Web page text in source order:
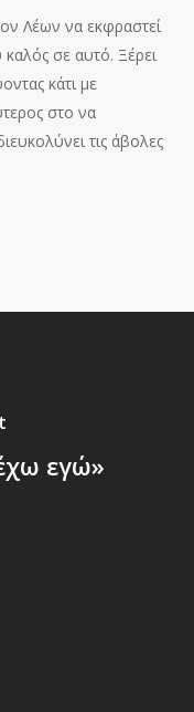
Λέων να εκφραστεί
σε αυτό. Ξέρει
κάτι με
στο να
τις άβολες
εγώ»